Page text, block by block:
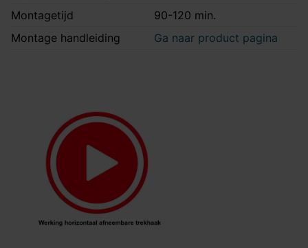
Montagetijd
90-120 min.
Montage handleiding
Ga naar product pagina